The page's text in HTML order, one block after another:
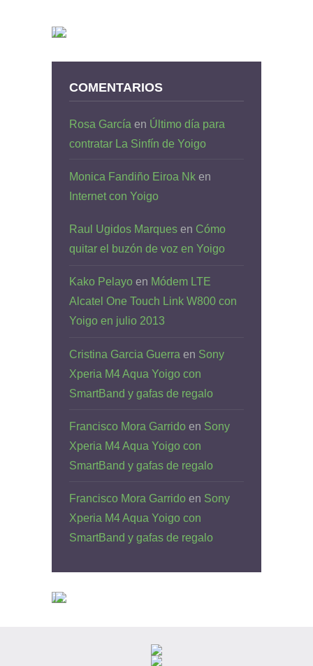
COMENTARIOS
Rosa García en Último día para
contratar La Sinfín de Yoigo
Monica Fandiño Eiroa Nk en
Internet con Yoigo
Raul Ugidos Marques en Cómo
quitar el buzón de voz en Yoigo
Kako Pelayo en Módem LTE
Alcatel One Touch Link W800 con
Yoigo en julio 2013
Cristina Garcia Guerra en Sony
Xperia M4 Aqua Yoigo con
SmartBand y gafas de regalo
Francisco Mora Garrido en Sony
Xperia M4 Aqua Yoigo con
SmartBand y gafas de regalo
Francisco Mora Garrido en Sony
Xperia M4 Aqua Yoigo con
SmartBand y gafas de regalo